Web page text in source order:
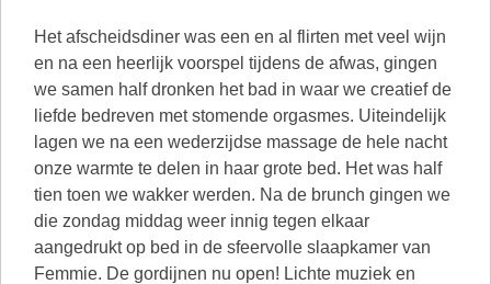
Het afscheidsdiner was een en al flirten met veel wijn
en na een heerlijk voorspel tijdens de afwas, gingen
we samen half dronken het bad in waar we creatief de
liefde bedreven met stomende orgasmes. Uiteindelijk
lagen we na een wederzijdse massage de hele nacht
onze warmte te delen in haar grote bed. Het was half
tien toen we wakker werden. Na de brunch gingen we
die zondag middag weer innig tegen elkaar
aangedrukt op bed in de sfeervolle slaapkamer van
Femmie. De gordijnen nu open! Lichte muziek en